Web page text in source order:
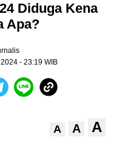
Diduga Kena
Apa?
- 23:19 WIB
A A A